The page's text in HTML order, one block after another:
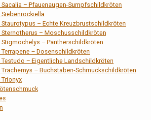
Sacalia – Pfauenaugen-Sumpfschildkröten
Staurotypus – Echte Kreuzbrustschildkröten
Sternotherus – Moschusschildkröten
Stigmochelys – Pantherschildkröten
– Dosenschildkröten
Testudo – Eigentliche Landschildkröten
Trachemys – Buchstaben-Schmuckschildkröten